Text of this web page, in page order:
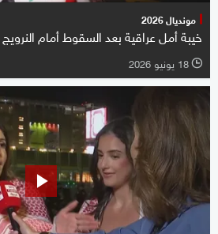
مونديال 2026
خيبة أمل عراقية بعد السقوط أمام النرويج
l 18 يونيو 2026